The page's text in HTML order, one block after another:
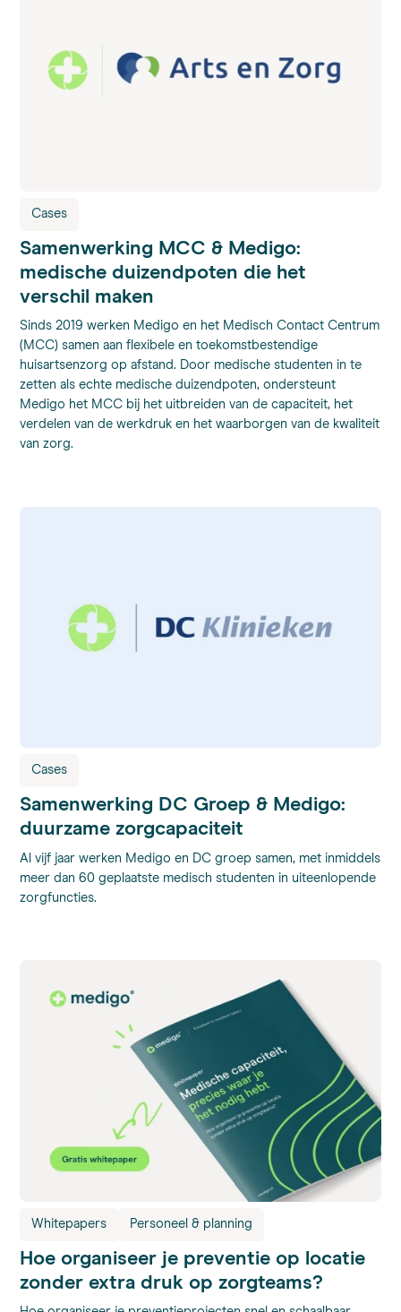
Cases
Samenwerking MCC & Medigo:
medische duizendpoten die het
verschil maken
Sinds 2019 werken Medigo en het Medisch Contact Centrum
(MCC) samen aan flexibele en toekomstbestendige
huisartsenzorg op afstand. Door medische studenten in te
zetten als echte medische duizendpoten, ondersteunt
Medigo het MCC bij het uitbreiden van de capaciteit, het
verdelen van de werkdruk en het waarborgen van de kwaliteit
van zorg.
Cases
Samenwerking DC Groep & Medigo:
duurzame zorgcapaciteit
Al vijf jaar werken Medigo en DC groep samen, met inmiddels
meer dan 60 geplaatste medisch studenten in uiteenlopende
zorgfuncties.
Whitepapers Personeel & planning
Hoe organiseer je preventie op locatie
zonder extra druk op zorgteams?